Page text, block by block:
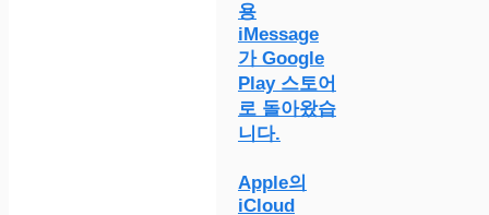
용
iMessage
가 Google
Play 스토어
로 돌아왔습
니다.
Apple의
iCloud